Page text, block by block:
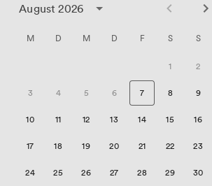
August 2026
M D M D F S S
1 2
3 4 5 6 7 8 9
10 11 12 13 14 15 16
17 18 19 20 21 22 23
24 25 26 27 28 29 30